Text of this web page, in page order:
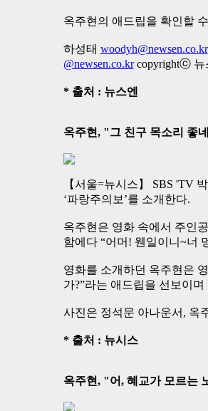
옥주현의 애드립을 확인할
하성태 woodyh@newsen.co.kr
@newsen.co.krcopyrightⓒ 뉴
* 출처 : 뉴스엔
옥주현, "그 친구 목소리 좋
【서울=뉴시스】 SBS 'TV
‘파랑주의보’를 소개한다.
옥주현은 영화 속에서 주인
함에다 “어머! 웬일이니~너
영화를 소개하던 옥주현은
가?”라는 애드립을 선보이
사진은 정석문 아나운서, 옥
* 출처 : 뉴시스
옥주현, "어, 혜교가 모르는